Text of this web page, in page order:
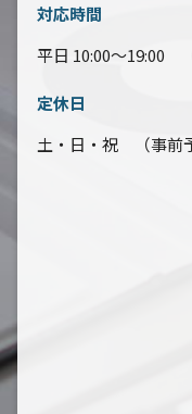
対応時間
平日 10:00～19:00
定休日
土・日・祝 （事前